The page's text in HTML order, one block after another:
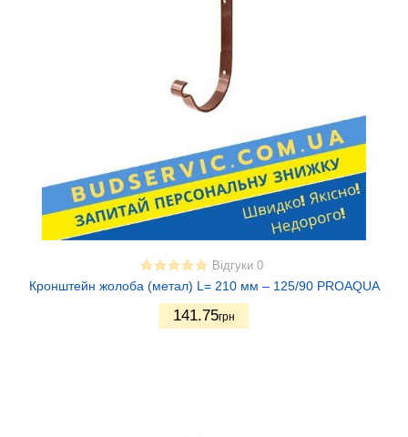
Відгуки 0
Кронштейн жолоба (метал) L= 210 мм – 125/90 PROAQUA
141.75грн